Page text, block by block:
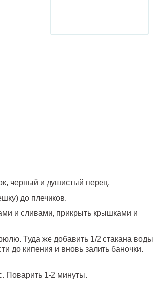
черный и душистый перец.
до плечиков.
и сливами, прикрыть крышками и
Туда же добавить 1/2 стакана воды
до кипения и вновь залить баночки.
Поварить 1-2 минуты.